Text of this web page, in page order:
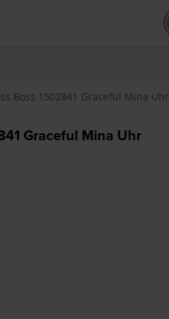
Boss 1502841 Graceful Mina Uhr
Graceful Mina Uhr